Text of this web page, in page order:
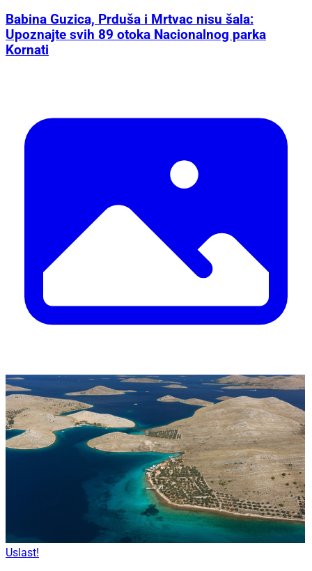
Babina Guzica, Prduša i Mrtvac nisu šala:
Upoznajte svih 89 otoka Nacionalnog parka
Kornati
Uslast!